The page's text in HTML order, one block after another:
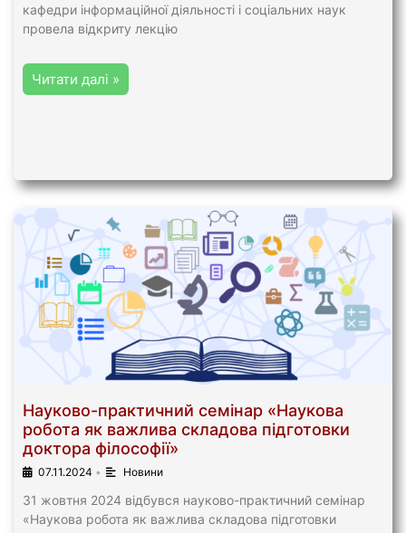
кафедри інформаційної діяльності і соціальних наук
провела відкриту лекцію
Читати далі »
Науково-практичний семінар «Наукова
робота як важлива складова підготовки
доктора філософії»
07.11.2024 • Новини
31 жовтня 2024 відбувся науково-практичний семінар
«Наукова робота як важлива складова підготовки